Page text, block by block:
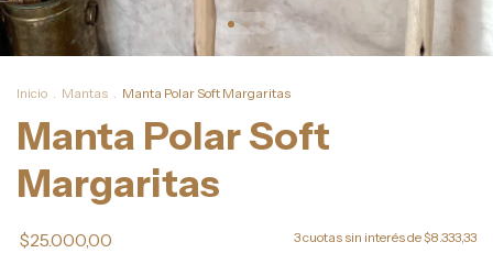
Inicio . Mantas . Manta Polar Soft Margaritas
Manta Polar Soft
Margaritas
$25.000,00 3cuotas sin interés de$8.333,33